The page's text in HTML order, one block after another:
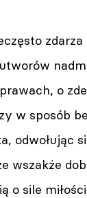
o
w sposób
odwołując
wszakże
o sile